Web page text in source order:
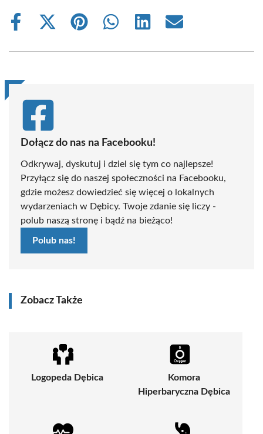
Share
Share
(Twitter)
Share
Share
Share
Share
Dołącz do nas na Facebooku!
Odkrywaj, dyskutuj i dziel się tym co najlepsze!
Przyłącz się do naszej społeczności na Facebooku,
gdzie możesz dowiedzieć się więcej o lokalnych
wydarzeniach w Dębicy. Twoje zdanie się liczy -
polub naszą stronę i bądź na bieżąco!
Polub nas!
Zobacz Także
Logopeda Dębica
Komora
Hiperbaryczna Dębica